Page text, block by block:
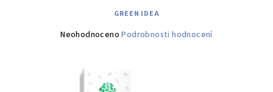
GREEN IDEA
Průměrné
Neohodnoceno Podrobnosti hodnocení